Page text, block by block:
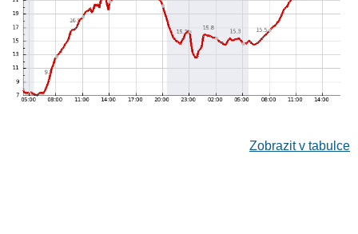
Zobrazit v tabulce